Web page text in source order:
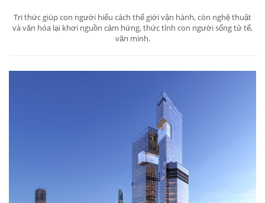
Tri thức giúp con người hiểu cách thế giới vận hành, còn nghệ thuật
và văn hóa lại khơi nguồn cảm hứng, thức tỉnh con người sống tử tế,
văn minh.